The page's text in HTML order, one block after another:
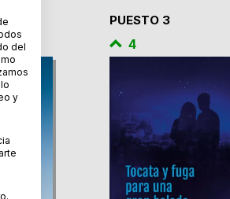
PUESTO 3
4
del
y